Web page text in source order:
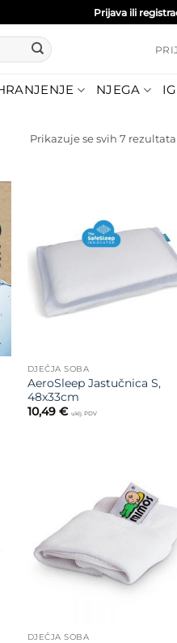
Prijava ili
NJEGA
Prikazuje se svih 7 rezultata
na
želja
DJEČJA SOBA
AeroSleep Jastučnica S,
48x33cm
10,49 € uklj. PDV
na
DJEČJA SOBA